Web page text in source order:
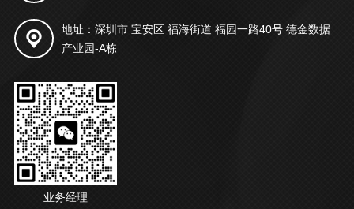
地址：深圳市 宝安区 福海街道 福园一路40号 德金数据
产业园-A栋
业务经理